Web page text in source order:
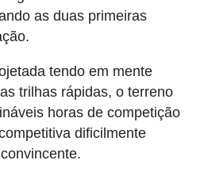
as duas primeiras
tendo em mente
trilhas rápidas, o terreno
horas de competição
dificilmente